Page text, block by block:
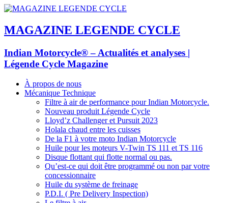
MAGAZINE LEGENDE CYCLE
Indian Motorcycle® – Actualités et analyses |
Légende Cycle Magazine
À propos de nous
Mécanique Technique
Filtre à air de performance pour Indian Motorcycle.
Nouveau produit Légende Cycle
Lloyd’z Challenger et Pursuit 2023
Holala chaud entre les cuisses
De la F1 à votre moto Indian Motorcycle
Huile pour les moteurs V-Twin TS 111 et TS 116
Disque flottant qui flotte normal ou pas.
Qu’est-ce qui doit être programmé ou non par votre
concessionnaire
Huile du système de freinage
P.D.I. ( Pre Delivery Inspection)